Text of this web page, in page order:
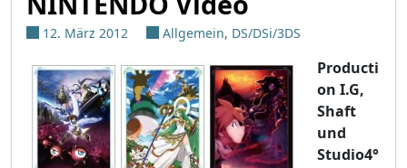
12. März 2012 Allgemein, DS/DSi/3DS
Producti
on I.G,
Shaft
und
Studio4°